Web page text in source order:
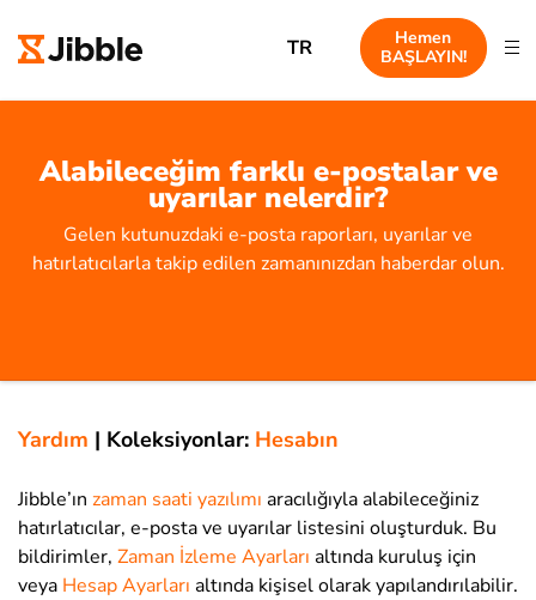
TR
Hemen
BAŞLAYIN!
Alabileceğim farklı e-postalar ve
uyarılar nelerdir?
Gelen kutunuzdaki e-posta raporları, uyarılar ve
hatırlatıcılarla takip edilen zamanınızdan haberdar olun.
Yardım | Koleksiyonlar: Hesabın
Jibble’ın zaman saati yazılımı aracılığıyla alabileceğiniz
hatırlatıcılar, e-posta ve uyarılar listesini oluşturduk. Bu
bildirimler, Zaman İzleme Ayarları altında kuruluş için
veya Hesap Ayarları altında kişisel olarak yapılandırılabilir.